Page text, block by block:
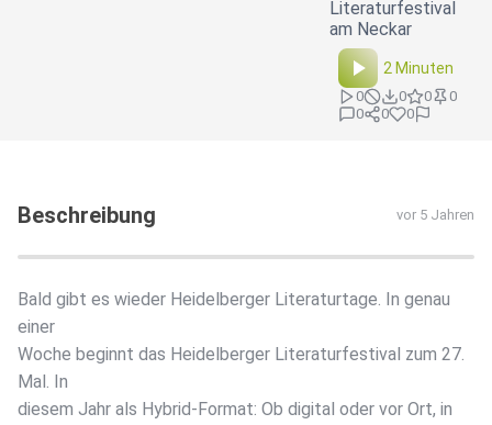
Literaturfestival
am Neckar
2 Minuten
0 0 0
0
0
0 0
Beschreibung vor 5 Jahren
Bald gibt es wieder Heidelberger Literaturtage. In genau
einer
Woche beginnt das Heidelberger Literaturfestival zum 27.
Mal. In
diesem Jahr als Hybrid-Format: Ob digital oder vor Ort, in